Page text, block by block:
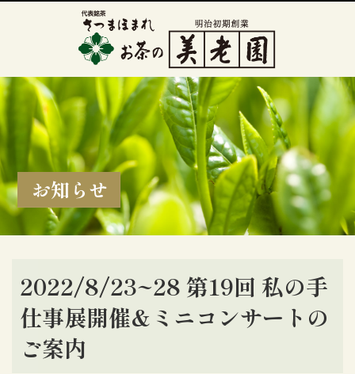
お知らせ
2022/8/23~28 第19回 私の手
仕事展開催&ミニコンサートの
ご案内